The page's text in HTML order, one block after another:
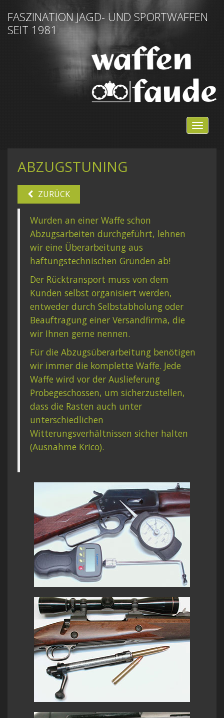
FASZINATION JAGD- UND SPORTWAFFEN
SEIT 1981
ABZUGSTUNING
ZURÜCK
Wurden an einer Waffe schon
Abzugsarbeiten durchgeführt, lehnen
wir eine Überarbeitung aus
haftungstechnischen Gründen ab!
Der Rücktransport muss von dem
Kunden selbst organisiert werden,
entweder durch Selbstabholung oder
Beauftragung einer Versandfirma, die
wir Ihnen gerne nennen.
Für die Abzugsüberarbeitung benötigen
wir immer die komplette Waffe. Jede
Waffe wird vor der Auslieferung
Probegeschossen, um sicherzustellen,
dass die Rasten auch unter
unterschiedlichen
Witterungsverhältnissen sicher halten
(Ausnahme Krico).